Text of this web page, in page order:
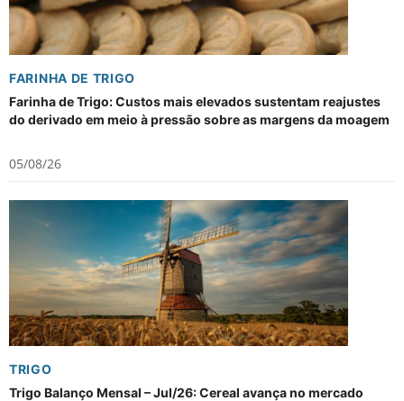
FARINHA DE TRIGO
Farinha de Trigo: Custos mais elevados sustentam reajustes
do derivado em meio à pressão sobre as margens da moagem
05/08/26
TRIGO
Trigo Balanço Mensal – Jul/26: Cereal avança no mercado